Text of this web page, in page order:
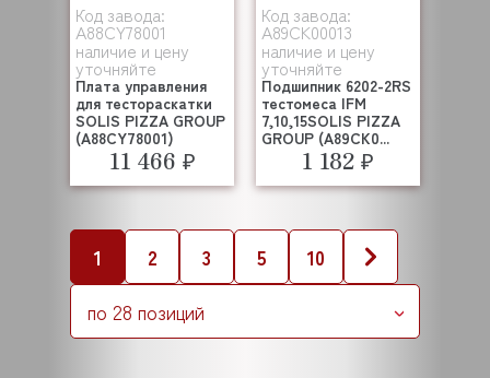
Код завода:
A88CY78001
наличие и цену
уточняйте
Плата управления
для тестораскатки
SOLIS PIZZA GROUP
(A88CY78001)
11 466 ₽
Код завода:
A89CK00013
наличие и цену
уточняйте
Подшипник 6202-2RS
тестомеса IFM
7,10,15SOLIS PIZZA
GROUP (A89CK0...
1 182 ₽
1 2 3 5
10
по 28 позиций